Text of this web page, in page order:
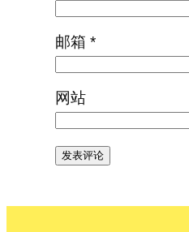
邮箱 *
网站